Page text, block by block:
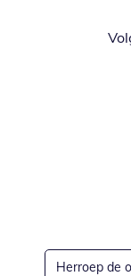
Herroep de